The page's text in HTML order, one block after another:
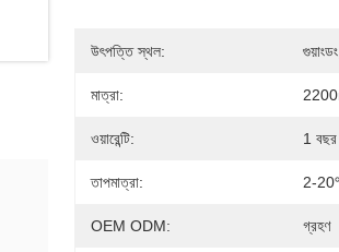
উৎপত্তি স্থল:
মাত্রা:
ওয়ারেন্টি: 1 বছর
তাপমাত্রা: 2-
OEM ODM: গ্রহণ